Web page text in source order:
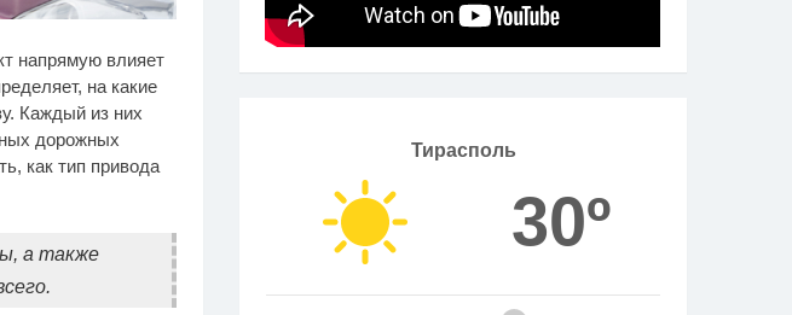
напрямую влияет
на какие
Каждый из них
дорожных
как тип привода
а также
Тирасполь
30º
призналась,
разочаровала